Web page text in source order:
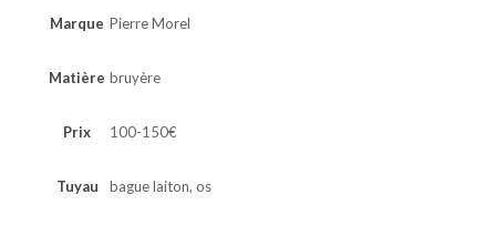
Marque Pierre Morel
Matière bruyère
Prix 100-150€
Tuyau bague laiton, os